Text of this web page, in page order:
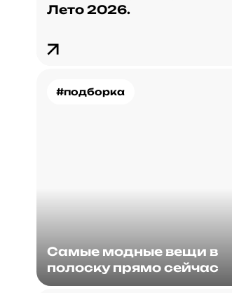
Лето 2026.
#подборка
Самые модные вещи в
полоску прямо сейчас